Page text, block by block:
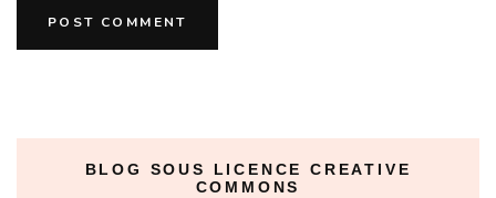
BLOG SOUS LICENCE CREATIVE
COMMONS